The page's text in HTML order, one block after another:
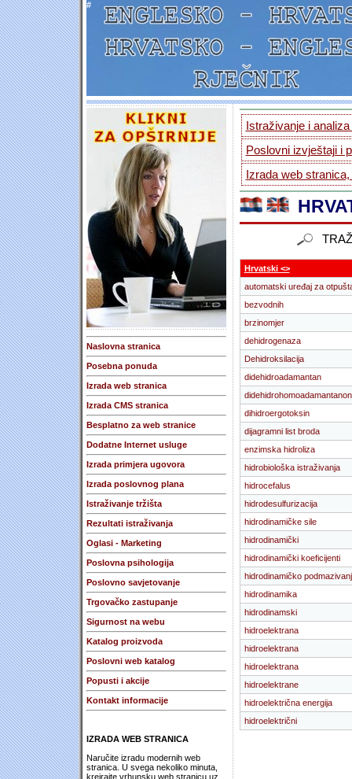
#
Naslovna stranica
Posebna ponuda
Izrada web stranica
Izrada CMS stranica
Besplatno za web stranice
Dodatne Internet usluge
Izrada primjera ugovora
Izrada poslovnog plana
Istraživanje tržišta
Rezultati istraživanja
Oglasi - Marketing
Poslovna psihologija
Poslovno savjetovanje
Trgovačko zastupanje
Sigurnost na webu
Katalog proizvoda
Poslovni web katalog
Popusti i akcije
Kontakt informacije
IZRADA WEB STRANICA
Naručite izradu modernih web
stranica. U svega nekoliko minuta,
kreirajte vrhunsku web stranicu uz
Istraživanje i
Poslovni izvještaji i
Izrada web
Hrvatski <>
automatski uređaj za
bezvodnih
brzinomjer
dehidrogenaza
Dehidroksilacija
didehidroadamantan
didehidrohomoadamantanon
dihidroergotoksin
dijagramni list broda
enzimska hidroliza
hidrobiološka istraživanja
hidrocefalus
hidrodesulfurizacija
hidrodinamičke sile
hidrodinamički
hidrodinamički koeficijenti
hidrodinamičko
hidrodinamika
hidrodinamski
hidroelektrana
hidroelektrana
hidroelektrana
hidroelektrane
hidroelektrična energija
hidroelektrični